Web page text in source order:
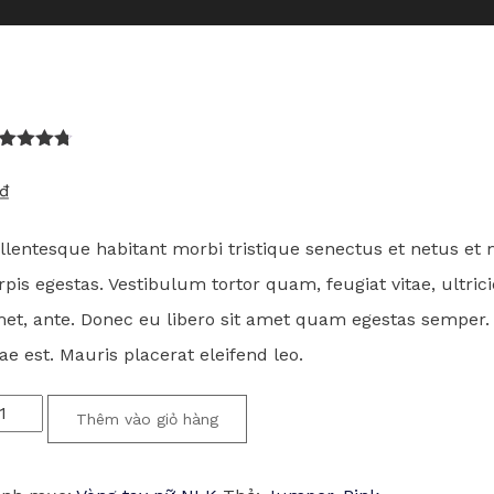
trên
giá
₫
habitant morbi tristique senectus et netus et
egestas. Vestibulum tortor quam, feugiat vitae,
ante. Donec eu libero sit amet quam egestas
est. Mauris placerat eleifend leo.
Thêm vào giỏ hàng